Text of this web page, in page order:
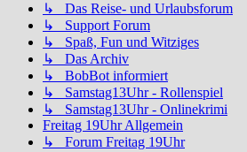
↳ Das Reise- und Urlaubsforum
↳ Support Forum
↳ Spaß, Fun und Witziges
↳ Das Archiv
↳ BobBot informiert
↳ Samstag13Uhr - Rollenspiel
↳ Samstag13Uhr - Onlinekrimi
Freitag 19Uhr Allgemein
↳ Forum Freitag 19Uhr